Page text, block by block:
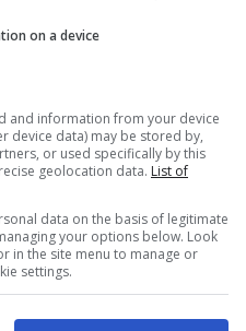
on a device
and information from your device
device data) may be stored by,
or used specifically by this
geolocation data. List of
data on the basis of legitimate
your options below. Look
in the site menu to manage or
settings.